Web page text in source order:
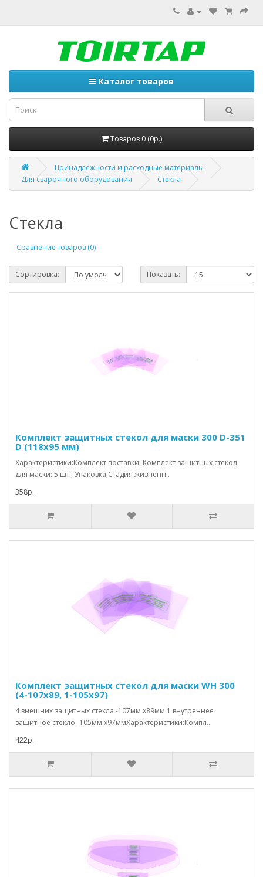
Каталог товаров
Товаров 0 (0р.)
Принадлежности и расходные материалы
Для сварочного оборудования
Стекла
Стекла
Сравнение товаров (0)
Сортировка: Показать:
Комплект защитных стекол для маски 300 D-351
D (118x95 мм)
Характеристики:Комплект поставки: Комплект защитных стекол
для маски: 5 шт.; Упаковка;Стадия жизненн..
358р.
Комплект защитных стекол для маски WH 300
(4-107x89, 1-105x97)
4 внешних защитных стекла -107мм x89мм 1 внутреннее
защитное стекло -105мм x97ммХарактеристики:Компл..
422р.